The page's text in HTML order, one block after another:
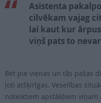
Asistenta
cilvēkam vajag
lai kaut kur
viņš pats to
Bet pie vienas un tās pašas
ļoti atšķirīgas. Veselības
noteiktiem apstākļiem